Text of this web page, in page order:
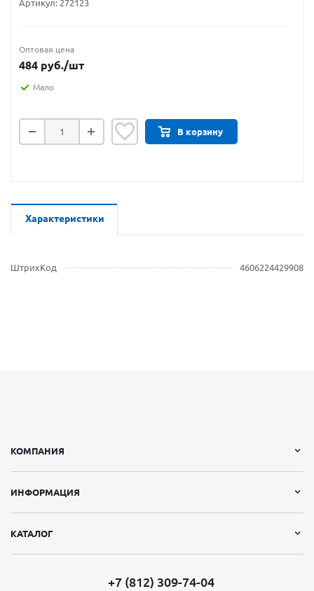
Артикул: 272123
Оптовая цена
484 руб./шт
Мало
В корзину
Характеристики
ШтрихКод 4606224429908
КОМПАНИЯ
ИНФОРМАЦИЯ
КАТАЛОГ
+7 (812) 309-74-04